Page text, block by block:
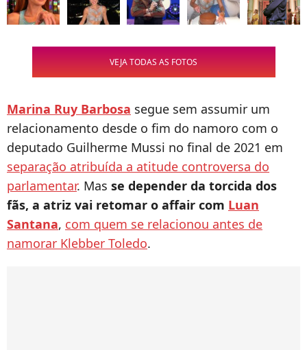
VEJA TODAS AS FOTOS
Marina Ruy Barbosa segue sem assumir um
relacionamento desde o fim do namoro com o
deputado Guilherme Mussi no final de 2021 em
separação atribuída a atitude controversa do
parlamentar. Mas se depender da torcida dos
fãs, a atriz vai retomar o affair com Luan
Santana, com quem se relacionou antes de
namorar Klebber Toledo.